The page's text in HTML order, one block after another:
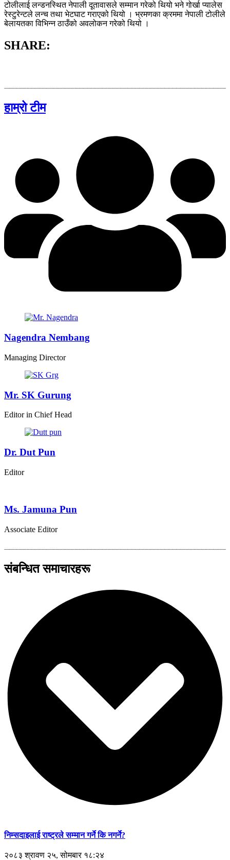
टोलीलाई लन्डनस्थित नेपाली दूतावासले सम्मान गरेको थियो भने गोर्खा प्यालेस
रेस्टुरेन्टले लन्च तथा भेटघाट गराएको थियो । भ्रमणका क्रममा नेपाली टोलीले
बेलायतका विभिन्न ठाउँको अवलोकन गरेको थियो ।
SHARE:
हाम्रो टीम
Nagendra Nembang
Managing Director
Mr. SK Gurung
Editor in Chief Head
Dr. Dut Pun
Editor
Ms. Jamuna Pun
Associate Editor
संबन्धित समाचारहरू
निम्सदाइलाई राष्ट्रले सम्मान गर्ने कि नगर्ने?
२०८३ श्रावण २५, सोमबार १८:२४